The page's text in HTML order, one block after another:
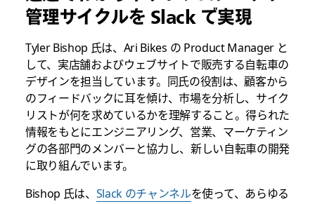
管理サイクルを Slack で実現
Tyler Bishop 氏は、Ari Bikes の Product Manager と
して、実店舗およびウェブサイトで販売する自転車の
デザインを担当しています。同氏の役割は、顧客から
のフィードバックに耳を傾け、市場を分析し、サイク
リストが何を求めているかを理解すること。得られた
情報をもとにエンジニアリング、営業、マーケティン
グの各部門のメンバーと協力し、新しい自転車の開発
に取り組んでいます。
Bishop 氏は、 Slack のチャンネルを使って、あらゆる